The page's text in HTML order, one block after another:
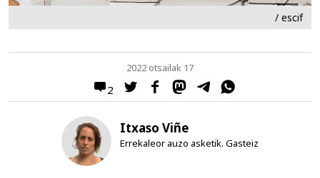
/ escif
2
2022 otsailak 17
Itxaso Viñe
Errekaleor auzo asketik. Gasteiz